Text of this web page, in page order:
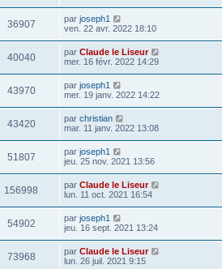
36907 par joseph1
ven. 22 avr. 2022 18:10
40040 par Claude le Liseur
mer. 16 févr. 2022 14:29
43970 par joseph1
mer. 19 janv. 2022 14:22
43420 par christian
mar. 11 janv. 2022 13:08
51807 par joseph1
jeu. 25 nov. 2021 13:56
156998 par Claude le Liseur
lun. 11 oct. 2021 16:54
54902 par joseph1
jeu. 16 sept. 2021 13:24
73968 par Claude le Liseur
lun. 26 juil. 2021 9:15